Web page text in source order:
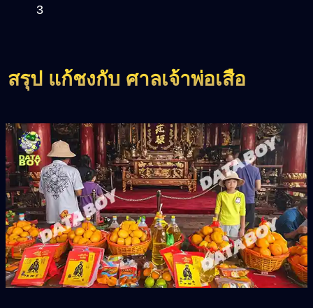
3
สรุป แก้ชงกับ ศาลเจ้าพ่อเสือ